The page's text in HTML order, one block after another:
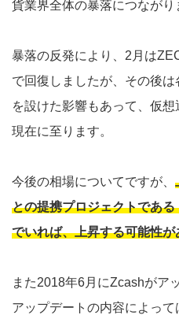
貨業界全体の暴落につながり
暴落の反発により、2月は
で回復しましたが、その後
を設けた影響もあって、仮想
現在に至ります。
今後の相場についてですが、
との提携プロジェクトであ
でいれば、上昇する可能性が
また2018年6月にZcashがア
アップデートの内容によって